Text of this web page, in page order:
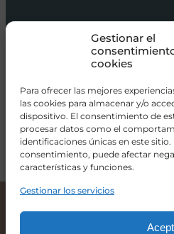
Gestionar el
cookies
Para ofrecer las mejores
las cookies para almacenar y/o
dispositivo. El consentimiento de
procesar datos como el
identificaciones únicas en este
consentimiento, puede afectar
características y funciones.
Gestionar los servicios
129,00€
Carros de bebé
Sillas de paseo
Alimentación
Hogar
Viajar
info@donacoletas.com
+34 91 626 62 75
Accesorios para bebés en Las